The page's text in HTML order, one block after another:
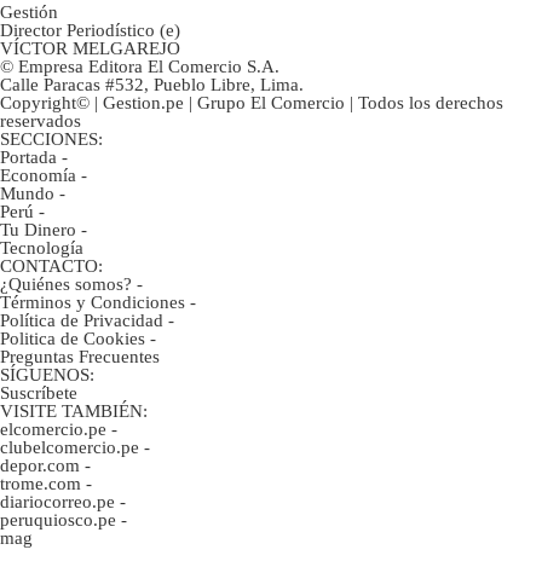
Gestión
Director Periodístico (e)
VÍCTOR MELGAREJO
© Empresa Editora El Comercio S.A.
Calle Paracas #532, Pueblo Libre, Lima.
Copyright© | Gestion.pe | Grupo El Comercio | Todos los derechos
reservados
SECCIONES:
Portada -
Economía -
Mundo -
Perú -
Tu Dinero -
Tecnología
CONTACTO:
¿Quiénes somos? -
Términos y Condiciones -
Política de Privacidad -
Politica de Cookies -
Preguntas Frecuentes
SÍGUENOS:
Suscríbete
VISITE TAMBIÉN:
elcomercio.pe -
clubelcomercio.pe -
depor.com -
trome.com -
diariocorreo.pe -
peruquiosco.pe -
mag